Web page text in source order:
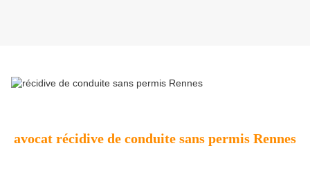
avocat récidive de conduite sans permis Rennes